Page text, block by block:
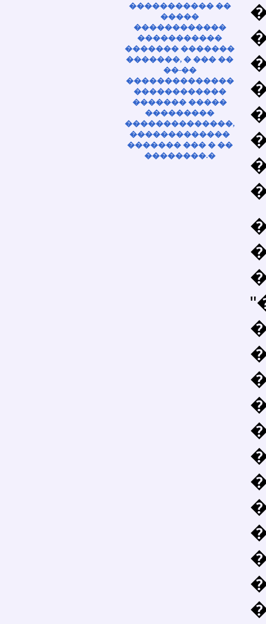
����������� ��
�����
������������
�����������
������� �������
�������, � ��� ��
��-��
��������������
������������
������� �����
���������
��������������,
�������������
������� ��� � ��
��������.�